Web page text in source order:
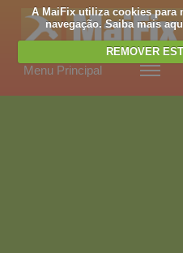
A MaiFix utiliza cookies para
navegação. Saiba mais
REMOVER
Menu Principal